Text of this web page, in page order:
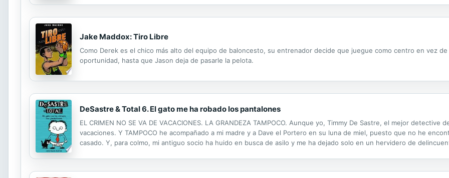
Jake Maddox: Tiro Libre
Como Derek es el chico más alto del equipo de baloncesto, su entrenador decide que juegue como centro en vez
oportunidad, hasta que Jason deja de pasarle la pelota.
DeSastre & Total 6. El gato me ha robado los pantalones
EL CRIMEN NO SE VA DE VACACIONES. LA GRANDEZA TAMPOCO. Aunque yo, Timmy De Sastre, el mejor
vacaciones. Y TAMPOCO he acompañado a mi madre y a Dave el Portero en su luna de miel, puesto que no he
casado. Y, para colmo, mi antiguo socio ha huido en busca de asilo y me ha dejado solo en un hervidero de